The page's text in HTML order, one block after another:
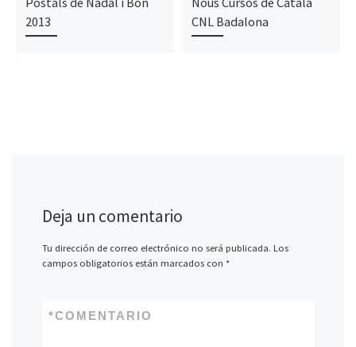
2013
CNL Badalona
Deja un comentario
Tu dirección de correo electrónico no será publicada. Los
campos obligatorios están marcados con *
COMENTARIO
*